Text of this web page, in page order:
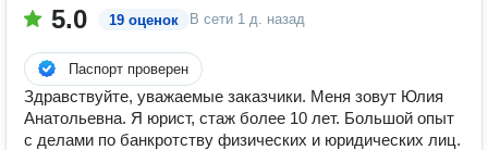
5.0 19 оценок В сети 1 д. назад
Паспорт проверен
Здравствуйте, уважаемые заказчики. Меня зовут Юлия
Анатольевна. Я юрист, стаж более 10 лет. Большой опыт
с делами по банкротству физических и юридических лиц.